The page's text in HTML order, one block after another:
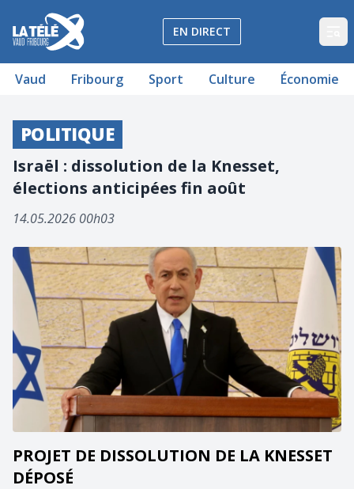
La Télé - Télévision régionale Vaud et Fribourg
EN DIRECT
Vaud Fribourg Sport Culture Économie
POLITIQUE
Israël : dissolution de la Knesset,
élections anticipées fin août
14.05.2026 00h03
PROJET DE DISSOLUTION DE LA KNESSET
DÉPOSÉ